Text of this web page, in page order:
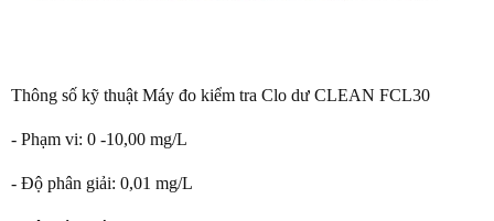
Thông số kỹ thuật Máy đo kiểm tra Clo dư CLEAN FCL30
- Phạm vi: 0 -10,00 mg/L
- Độ phân giải: 0,01 mg/L